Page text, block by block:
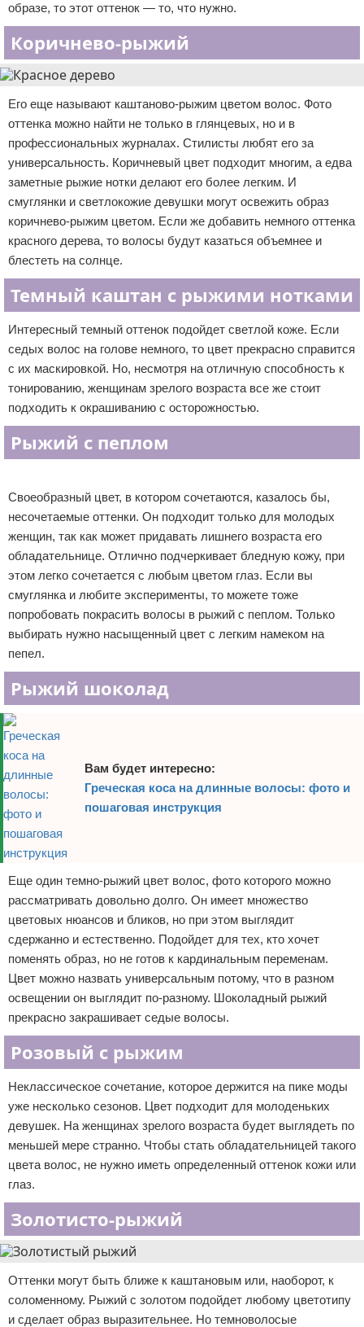
образе, то этот оттенок — то, что нужно.
Коричнево-рыжий
Его еще называют каштаново-рыжим цветом волос. Фото
оттенка можно найти не только в глянцевых, но и в
профессиональных журналах. Стилисты любят его за
универсальность. Коричневый цвет подходит многим, а едва
заметные рыжие нотки делают его более легким. И
смуглянки и светлокожие девушки могут освежить образ
коричнево-рыжим цветом. Если же добавить немного оттенка
красного дерева, то волосы будут казаться объемнее и
блестеть на солнце.
Темный каштан с рыжими нотками
Интересный темный оттенок подойдет светлой коже. Если
седых волос на голове немного, то цвет прекрасно справится
с их маскировкой. Но, несмотря на отличную способность к
тонированию, женщинам зрелого возраста все же стоит
подходить к окрашиванию с осторожностью.
Рыжий с пеплом
Своеобразный цвет, в котором сочетаются, казалось бы,
несочетаемые оттенки. Он подходит только для молодых
женщин, так как может придавать лишнего возраста его
обладательнице. Отлично подчеркивает бледную кожу, при
этом легко сочетается с любым цветом глаз. Если вы
смуглянка и любите эксперименты, то можете тоже
попробовать покрасить волосы в рыжий с пеплом. Только
выбирать нужно насыщенный цвет с легким намеком на
пепел.
Рыжий шоколад
Вам будет интересно:
Греческая коса на длинные волосы: фото и
пошаговая инструкция
Еще один темно-рыжий цвет волос, фото которого можно
рассматривать довольно долго. Он имеет множество
цветовых нюансов и бликов, но при этом выглядит
сдержанно и естественно. Подойдет для тех, кто хочет
поменять образ, но не готов к кардинальным переменам.
Цвет можно назвать универсальным потому, что в разном
освещении он выглядит по-разному. Шоколадный рыжий
прекрасно закрашивает седые волосы.
Розовый с рыжим
Неклассическое сочетание, которое держится на пике моды
уже несколько сезонов. Цвет подходит для молоденьких
девушек. На женщинах зрелого возраста будет выглядеть по
меньшей мере странно. Чтобы стать обладательницей такого
цвета волос, не нужно иметь определенный оттенок кожи или
глаз.
Золотисто-рыжий
Оттенки могут быть ближе к каштановым или, наоборот, к
соломенному. Рыжий с золотом подойдет любому цветотипу
и сделает образ выразительнее. Но темноволосые